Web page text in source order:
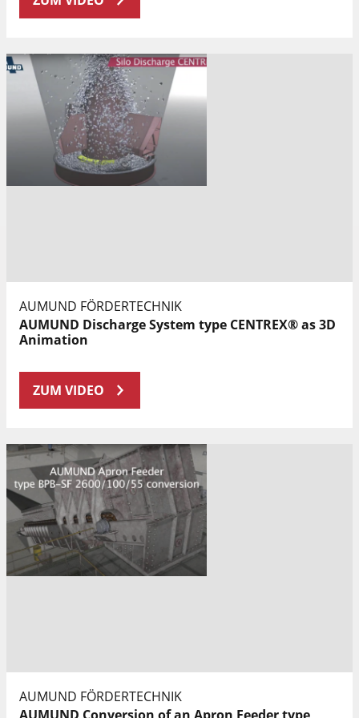
AUMUND FÖRDERTECHNIK
AUMUND Discharge System type CENTREX® as 3D
Animation
ZUM VIDEO
AUMUND FÖRDERTECHNIK